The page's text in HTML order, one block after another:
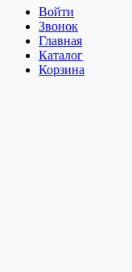
Войти
Звонок
Главная
Каталог
Корзина